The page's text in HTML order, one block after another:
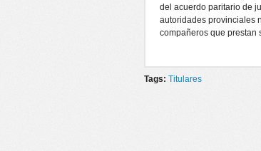
del acuerdo paritario de
autoridades provinciales
compañeros que prestan
Tags: Titulares